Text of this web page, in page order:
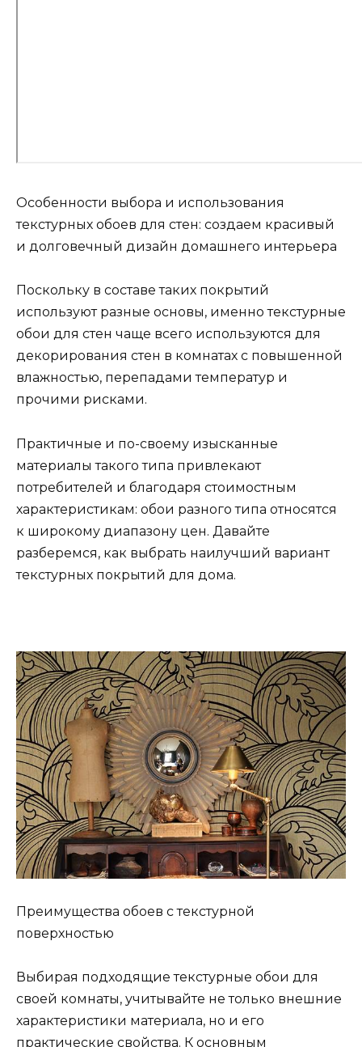
Особенности выбора и использования
текстурных обоев для стен: создаем красивый
и долговечный дизайн домашнего интерьера
Поскольку в составе таких покрытий
используют разные основы, именно текстурные
обои для стен чаще всего используются для
декорирования стен в комнатах с повышенной
влажностью, перепадами температур и
прочими рисками.
Практичные и по-своему изысканные
материалы такого типа привлекают
потребителей и благодаря стоимостным
характеристикам: обои разного типа относятся
к широкому диапазону цен. Давайте
разберемся, как выбрать наилучший вариант
текстурных покрытий для дома.
Преимущества обоев с текстурной
поверхностью
Выбирая подходящие текстурные обои для
своей комнаты, учитывайте не только внешние
характеристики материала, но и его
практические свойства. К основным